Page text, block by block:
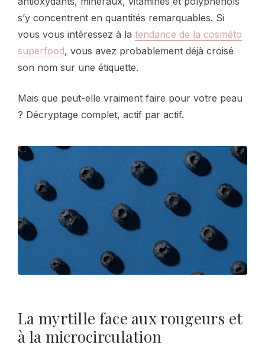
s’y concentrent en quantités remarquables. Si
vous vous intéressez à la tendance de la cosméto
superfood, vous avez probablement déjà croisé
son nom sur une étiquette.
Mais que peut-elle vraiment faire pour votre peau
? Décryptage complet, actif par actif.
La myrtille face aux rougeurs et
à la microcirculation